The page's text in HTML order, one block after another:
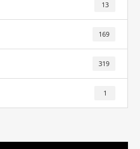
13
169
319
1